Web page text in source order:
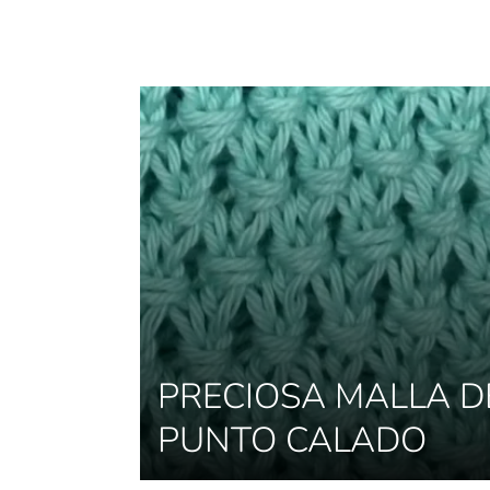
PRECIOSA MALLA
PUNTO CALADO